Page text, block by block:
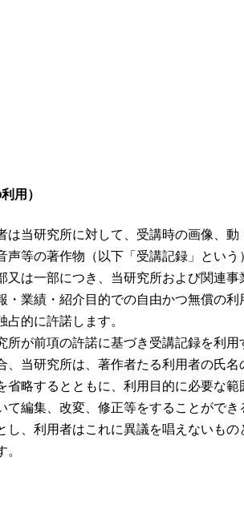
用）
は当研究所に対して、受講時の画像、動
声等の著作物（以下「受講記録」という
又は一部につき、当研究所および関連事
・業績・紹介目的での自由かつ無償の利
占的に許諾します。
所が前項の許諾に基づき受講記録を利用
、当研究所は、著作者たる利用者の氏名
省略するとともに、利用目的に必要な範
て編集、改変、修正等をすることができ
し、利用者はこれに異議を唱えないもの
。